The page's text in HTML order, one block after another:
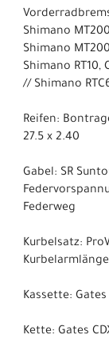
Shimano
Shimano MT200
Shimano RT10,
// Shimano
Reifen:
27.5 x 2.40
Gabel: SR
Federweg
Kurbelsatz:
Kurbelarmlänge
Kassette: Gates
Kette: Gates